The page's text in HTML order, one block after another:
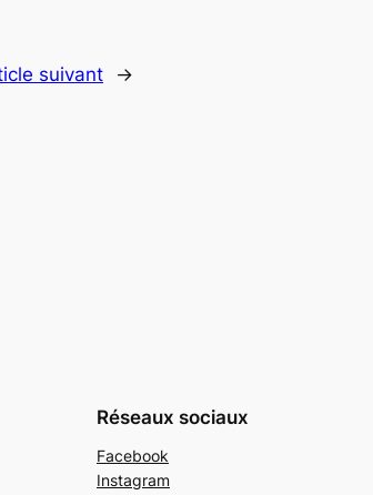
suivant →
Réseaux sociaux
Facebook
Instagram